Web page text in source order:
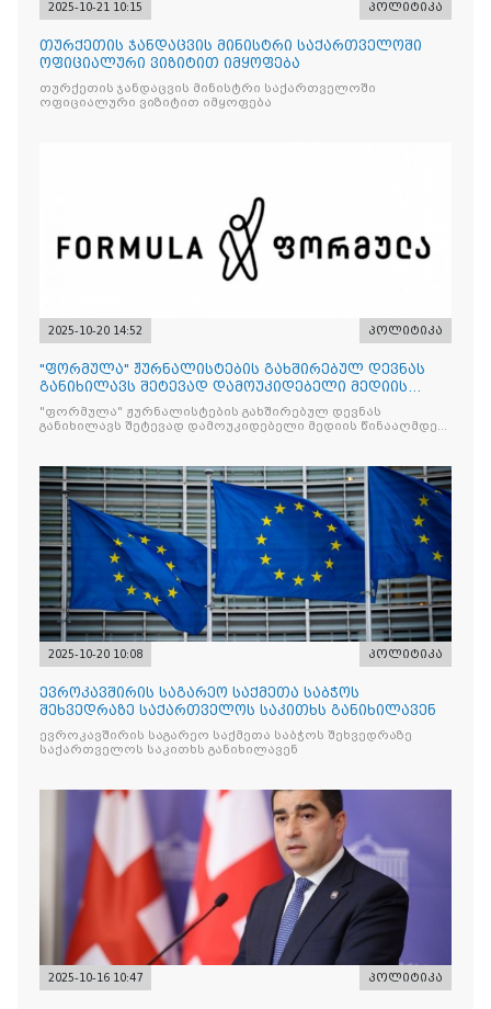
2025-10-21 10:15 პოლიტიკა
თურქეთის ჯანდაცვის მინისტრი საქართველოში
ოფიციალური ვიზიტით იმყოფება
თურქეთის ჯანდაცვის მინისტრი საქართველოში
ოფიციალური ვიზიტით იმყოფება
2025-10-20 14:52 პოლიტიკა
"ფორმულა" ჟურნალისტების გახშირებულ დევნას
განიხილავს შეტევად დამოუკიდებელი მედიის
წინააღმდ
"ფორმულა" ჟურნალისტების გახშირებულ დევნას
განიხილავს შეტევად დამოუკიდებელი მედიის წინააღმდეგ,
2025-10-20 10:08 პოლიტიკა
ევროკავშირის საგარეო საქმეთა საბჭოს
შეხვედრაზე საქართველოს საკითხს განიხილავენ
ევროკავშირის საგარეო საქმეთა საბჭოს შეხვედრაზე
საქართველოს საკითხს განიხილავენ
2025-10-16 10:47 პოლიტიკა